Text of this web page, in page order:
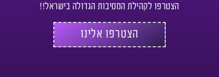
הצטרפו לקהילת המסיבות הגדולה בישראל!!
הצטרפו אלינו